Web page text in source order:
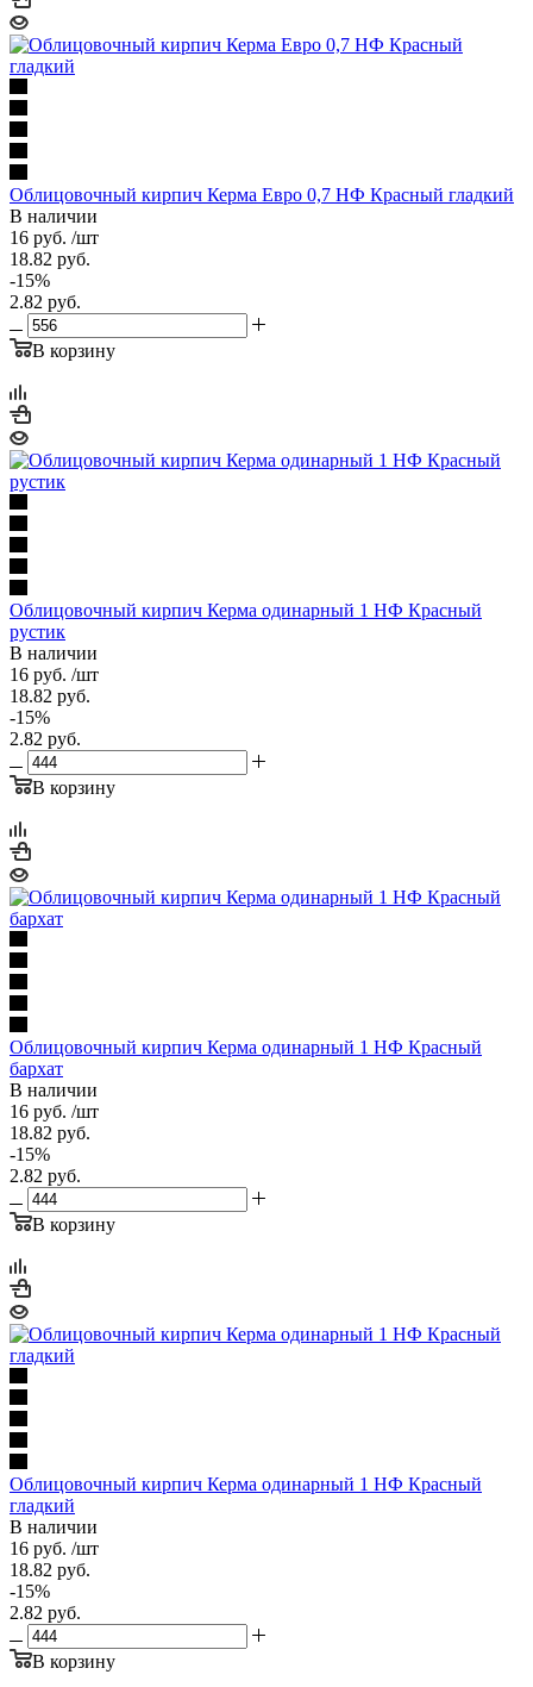
Облицовочный кирпич Керма Евро 0,7 НФ Красный гладкий
В наличии
16 руб. /шт
18.82 руб.
-15%
2.82 руб.
В корзину
Облицовочный кирпич Керма одинарный 1 НФ Красный
рустик
В наличии
16 руб. /шт
18.82 руб.
-15%
2.82 руб.
В корзину
Облицовочный кирпич Керма одинарный 1 НФ Красный
бархат
В наличии
16 руб. /шт
18.82 руб.
-15%
2.82 руб.
В корзину
Облицовочный кирпич Керма одинарный 1 НФ Красный
гладкий
В наличии
16 руб. /шт
18.82 руб.
-15%
2.82 руб.
В корзину